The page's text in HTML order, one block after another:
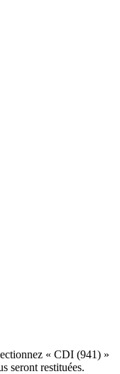
« CDI (941) »
seront restituées.